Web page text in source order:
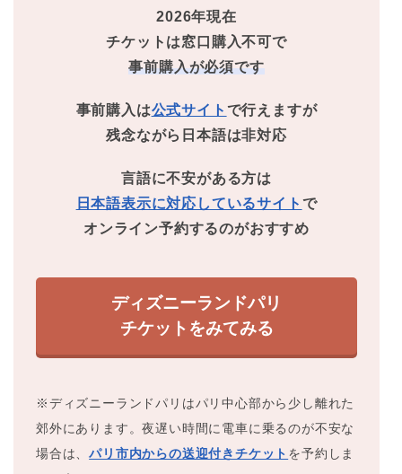
2026年現在
チケットは窓口購入不可で
事前購入が必須です
事前購入は公式サイト で行えますが
残念ながら日本語は非対応
言語に不安がある方は
日本語表示に対応しているサイト で
オンライン予約するのがおすすめ
ディズニーランドパリ
チケットをみてみる
※ディズニーランドパリはパリ中心部から少し離れた
郊外にあります。夜遅い時間に電車に乗るのが不安な
場合は、パリ市内からの送迎付きチケット を予約しま